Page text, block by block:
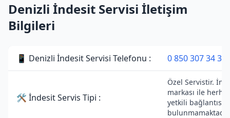
Denizli İndesit Servisi İletişim
Bilgileri
📱 Denizli İndesit Servisi Telefonu : 0 850 307 34 38
🛠 İndesit Servis Tipi :
Özel Servistir.
markası ile
yetkili bağlantısı
bulunmamaktadır.